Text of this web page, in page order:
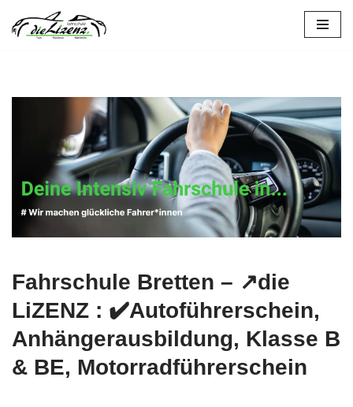
Fahrschule Bretten – ↗️die
LiZENZ : ✔️Autoführerschein,
Anhängerausbildung, Klasse B
& BE, Motorradführerschein